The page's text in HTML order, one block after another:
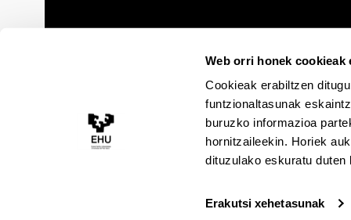
Web orri honek cookieak
Cookieak erabiltzen
funtzionaltasunak
buruzko informazioa
hornitzaileekin. Horiek
dituzulako eskuratu
Erakutsi xehetasunak